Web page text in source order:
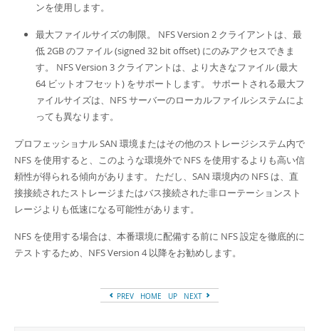
ンを使用します。
最大ファイルサイズの制限。 NFS Version 2 クライアントは、最
低 2GB のファイル (signed 32 bit offset) にのみアクセスできま
す。 NFS Version 3 クライアントは、より大きなファイル (最大
64 ビットオフセット) をサポートします。 サポートされる最大フ
ァイルサイズは、NFS サーバーのローカルファイルシステムによ
っても異なります。
プロフェッショナル SAN 環境またはその他のストレージシステム内で
NFS を使用すると、このような環境外で NFS を使用するよりも高い信
頼性が得られる傾向があります。 ただし、SAN 環境内の NFS は、直
接接続されたストレージまたはバス接続された非ローテーションスト
レージよりも低速になる可能性があります。
NFS を使用する場合は、本番環境に配備する前に NFS 設定を徹底的に
テストするため、NFS Version 4 以降をお勧めします。
PREV HOME UP NEXT